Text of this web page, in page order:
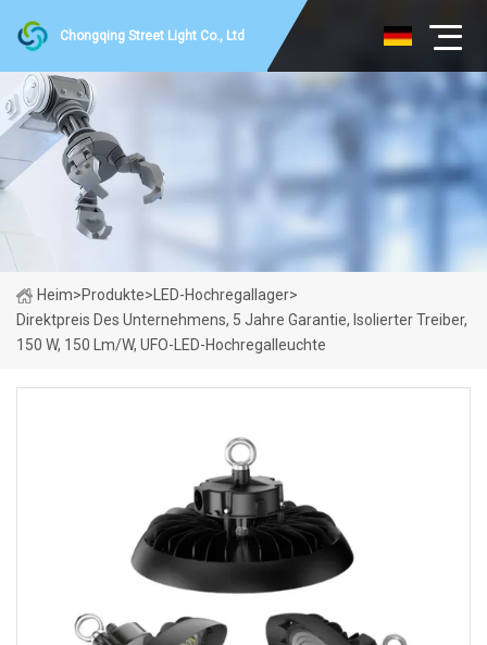
Chongqing Street Light Co., Ltd
Heim>Produkte> LED-Hochregallager>
Direktpreis Des Unternehmens, 5 Jahre Garantie, Isolierter Treiber,
150 W, 150 Lm/W, UFO-LED-Hochregalleuchte